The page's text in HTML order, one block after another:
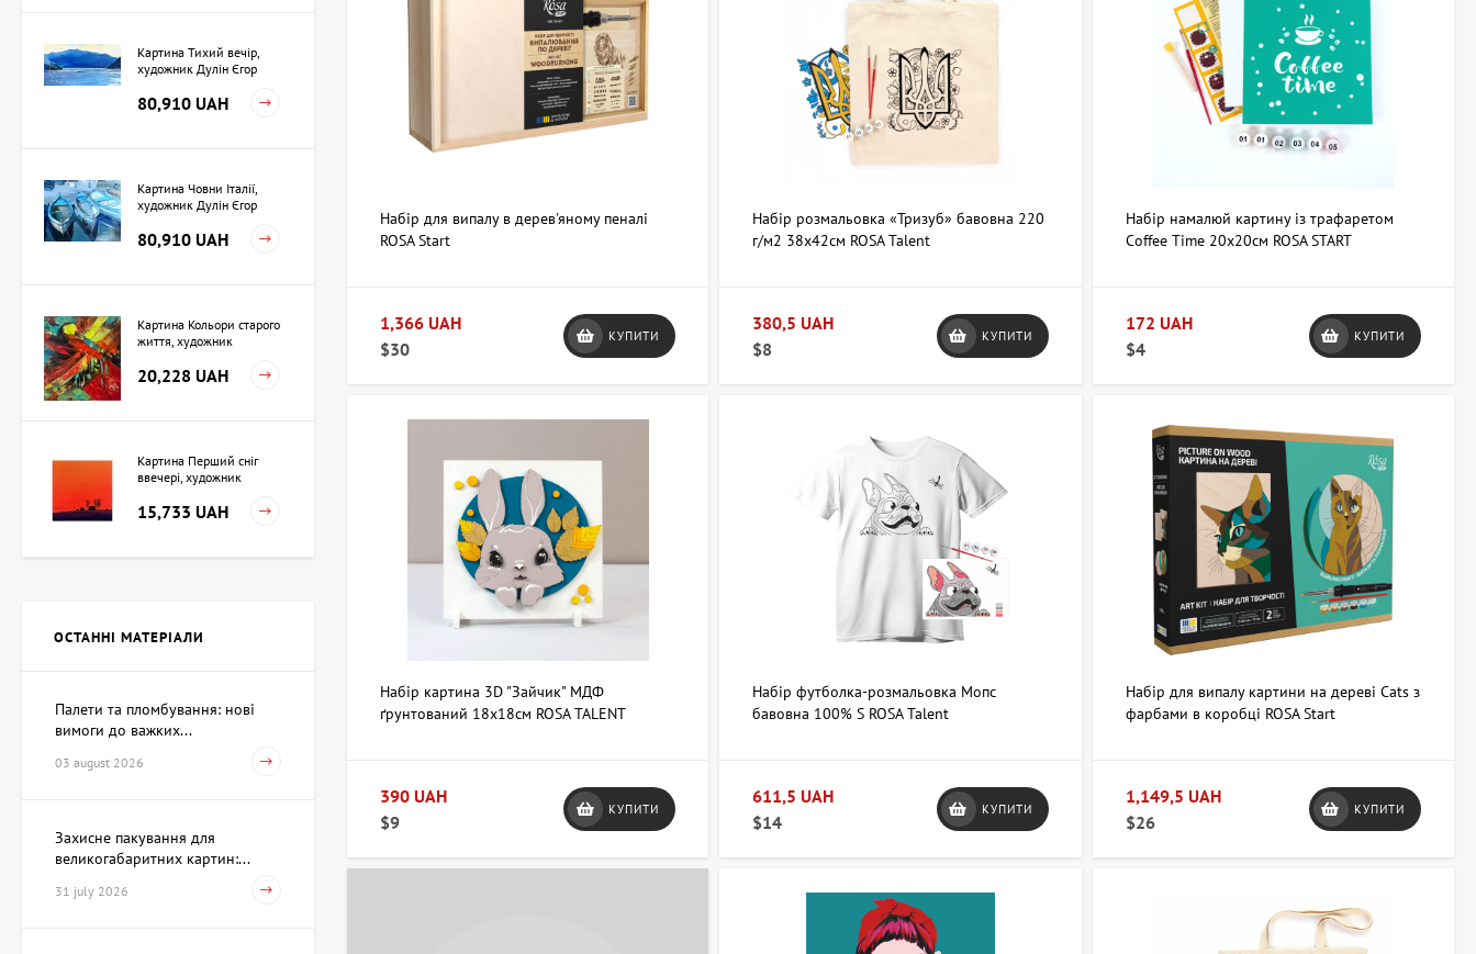
Набір для випалу в дерев'яному пеналі
ROSA Start
1,366 UAH
$30
КУПИТИ
Набір розмальовка «Тризуб» бавовна 220
г/м2 38х42см ROSA Talent
380,5 UAH
$8
КУПИТИ
Набір намалюй картину із трафаретом
Coffee Time 20х20см ROSA START
172 UAH
$4
КУПИТИ
Набір картина 3D "Зайчик" МДФ
ґрунтований 18х18см ROSA TALENT
390 UAH
$9
КУПИТИ
Набір футболка-розмальовка Мопс
бавовна 100% S ROSA Talent
611,5 UAH
$14
КУПИТИ
Набір для випалу картини на дереві Cats з
фарбами в коробці ROSA Start
1,149,5 UAH
$26
КУПИТИ
Картина Тихий вечір,
художник Дулін Єгор
80,910 UAH
Картина Човни Італії,
художник Дулін Єгор
80,910 UAH
Картина Кольори старого
життя, художник
20,228 UAH
Картина Перший сніг
ввечері, художник
15,733 UAH
Ціна на запит
Скульптура Пошук себе,
Акварель Змова Амура та
Венери, художник Павлов
ОСТАННІ МАТЕРІАЛИ
Палети та пломбування: нові
вимоги до важких...
03 august 2026
Захисне пакування для
великогабаритних картин:...
31 july 2026